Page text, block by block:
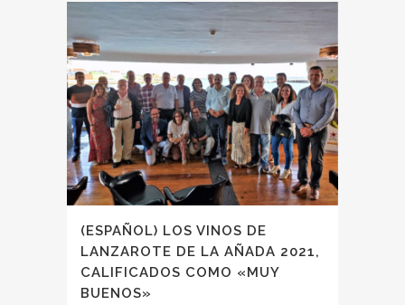
(ESPAÑOL) LOS VINOS DE
LANZAROTE DE LA AÑADA 2021,
CALIFICADOS COMO «MUY
BUENOS»